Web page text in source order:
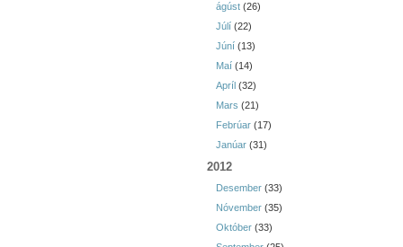
ágúst (26)
Júlí (22)
Júní (13)
Maí (14)
Apríl (32)
Mars (21)
Febrúar (17)
Janúar (31)
2012
Desember (33)
Nóvember (35)
Október (33)